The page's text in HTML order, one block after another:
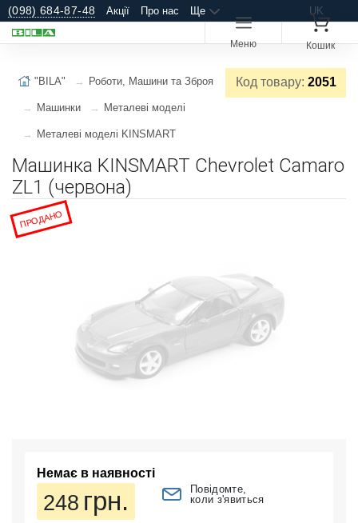
(098) 684-87-48 Акції Про нас Ще UK
Меню Кошик
Код товару: 2051
"BILA" Роботи, Машини та Зброя
Машинки Металеві моделі
Металеві моделі KINSMART
Машинка KINSMART Chevrolet Camaro
ZL1 (червона)
ПРОДАНО
Немає в наявності
248 грн.
Повідомте,
коли з'явиться